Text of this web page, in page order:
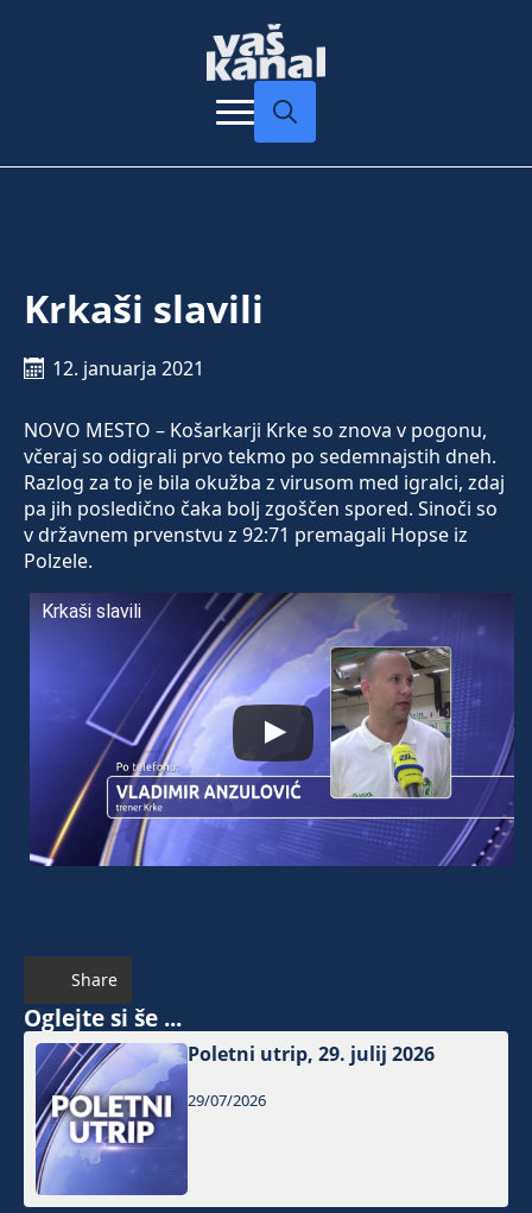
Krkaši slavili
12. januarja 2021
NOVO MESTO – Košarkarji Krke so znova v pogonu,
včeraj so odigrali prvo tekmo po sedemnajstih dneh.
Razlog za to je bila okužba z virusom med igralci, zdaj
pa jih posledično čaka bolj zgoščen spored. Sinoči so
v državnem prvenstvu z 92:71 premagali Hopse iz
Polzele.
Krkaši slavili
Share
Oglejte si še ...
Poletni utrip, 29. julij 2026
29/07/2026